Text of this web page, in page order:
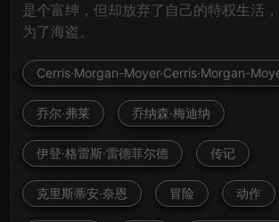
是个富绅，但却放弃了自己的特权生活
为了海盗。
Cerris·Morgan-Moyer·Cerris·Morgan-
乔尔·弗莱 乔纳森·梅迪纳
伊登·格雷斯·雷德菲尔德 传记
克里斯蒂安·奈恩 冒险 动作